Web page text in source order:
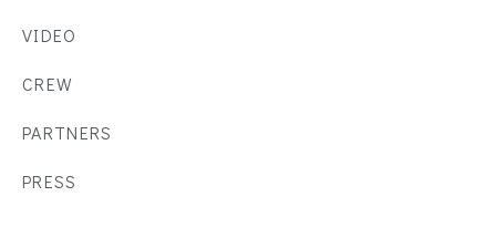
VIDEO
CREW
PARTNERS
PRESS